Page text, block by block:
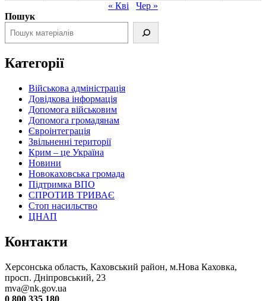
« Кві
Чер »
Пошук
Категорії
Військова адміністрація
Довідкова інформація
Допомога військовим
Допомога громадянам
Євроінтеграція
Звільненні території
Крим – це Україна
Новини
Новокаховська громада
Підтримка ВПО
СПРОТИВ ТРИВАЄ
Стоп насильство
ЦНАП
Контакти
Херсонська область, Каховський район, м.Нова Каховка,
просп. Дніпровський, 23
mva@nk.gov.ua
0 800 335 180